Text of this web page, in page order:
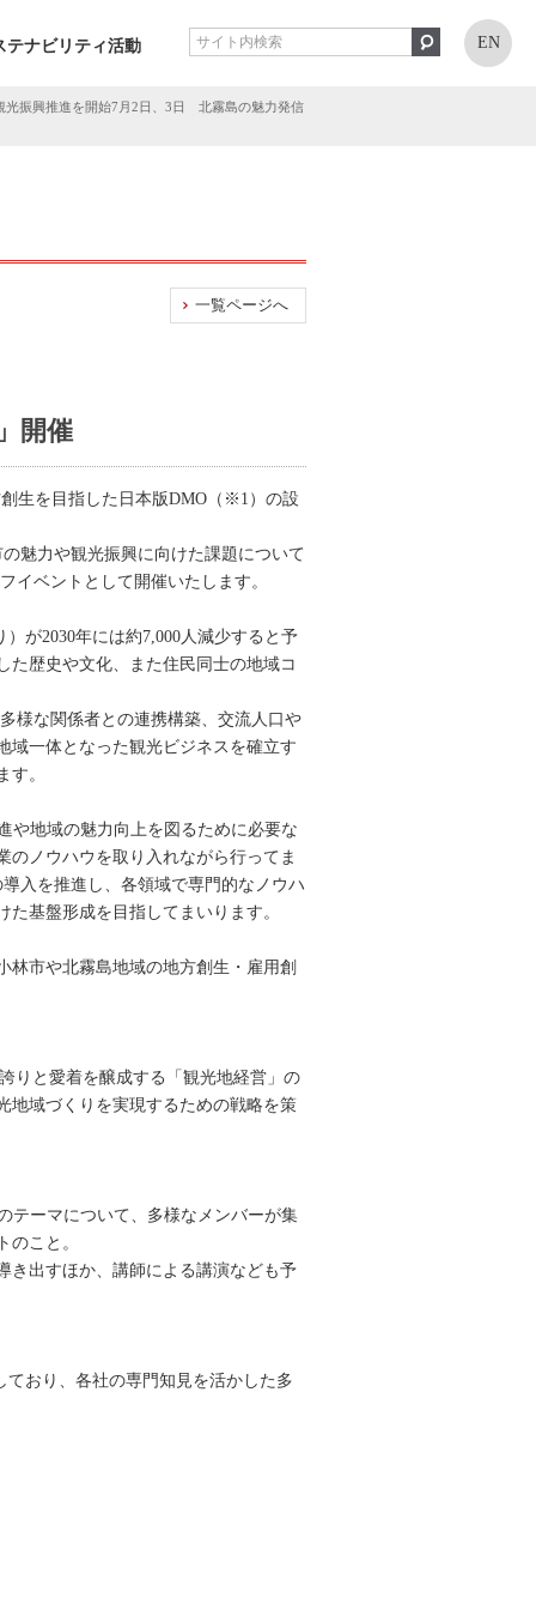
テナビリティ活動 EN
光振興推進を開始7月2日、3日 北霧島の魅力発信
一覧ページへ
開催
生を目指した日本版DMO（※1）の設
魅力や観光振興に向けた課題について
ベントとして開催いたします。
が2030年には約7,000人減少すると予
た歴史や文化、また住民同士の地域コ
様な関係者との連携構築、交流人口や
域一体となった観光ビジネスを確立す
。
や地域の魅力向上を図るために必要な
のノウハウを取り入れながら行ってま
入を推進し、各領域で専門的なノウハ
基盤形成を目指してまいります。
市や北霧島地域の地方創生・雇用創
りと愛着を醸成する「観光地経営」の
地域づくりを実現するための戦略を策
テーマについて、多様なメンバーが集
こと。
き出すほか、講師による講演なども予
おり、各社の専門知見を活かした多